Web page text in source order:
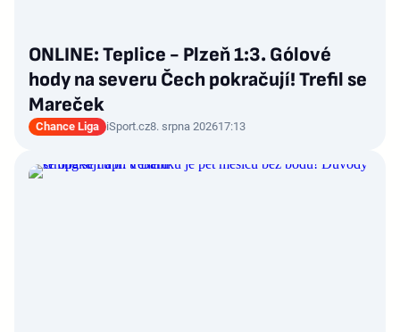
ONLINE: Teplice - Plzeň 1:3. Gólové
hody na severu Čech pokračují! Trefil se
Mareček
Chance Liga iSport.cz8. srpna 202617:13